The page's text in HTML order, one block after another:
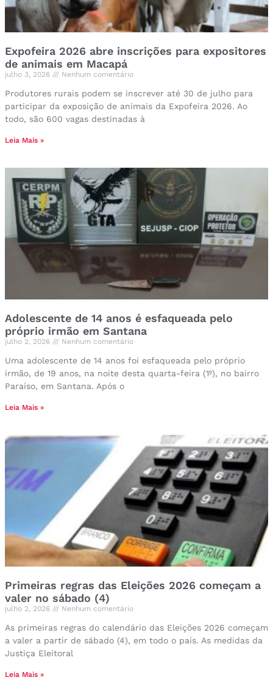
Expofeira 2026 abre inscrições para expositores
de animais em Macapá
julho 3, 2026 Nenhum comentário
Produtores rurais podem se inscrever até 30 de julho para
participar da exposição de animais da Expofeira 2026. Ao
todo, são 600 vagas destinadas à
Leia Mais »
Adolescente de 14 anos é esfaqueada pelo
próprio irmão em Santana
julho 2, 2026 Nenhum comentário
Uma adolescente de 14 anos foi esfaqueada pelo próprio
irmão, de 19 anos, na noite desta quarta-feira (1º), no bairro
Paraíso, em Santana. Após o
Leia Mais »
Primeiras regras das Eleições 2026 começam a
valer no sábado (4)
julho 2, 2026 Nenhum comentário
As primeiras regras do calendário das Eleições 2026 começam
a valer a partir de sábado (4), em todo o país. As medidas da
Justiça Eleitoral
Leia Mais »